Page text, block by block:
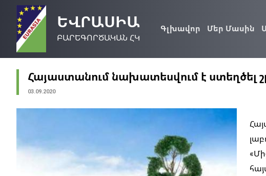
ԵՎՐԱՍԻԱ
ԲԱՐԵԳՈՐԾԱԿԱՆ ՀԿ
Գլխավոր Մեր Մասին
Հայաստանում նախատեսվում է
03.09.2020